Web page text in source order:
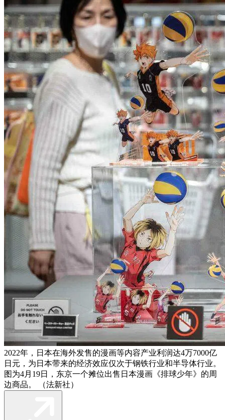
2022年，日本在海外发售的漫画等内容产业利润达4万7000亿
日元，为日本带来的经济效应仅次于钢铁行业和半导体行业。
图为4月19日，东京一个摊位出售日本漫画《排球少年》的周
边商品。 （法新社）